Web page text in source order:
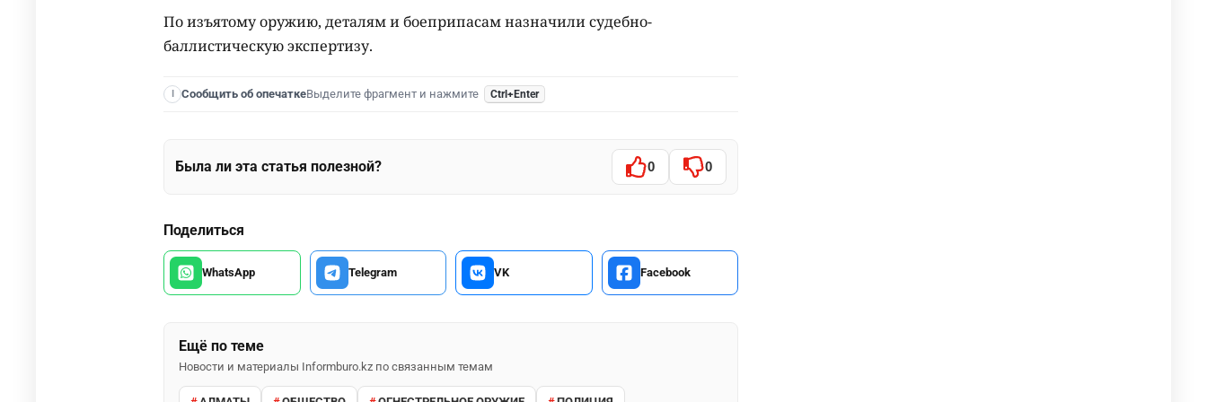
По изъятому оружию, деталям и боеприпасам назначили судебно-
баллистическую экспертизу.
Сообщить об опечаткеВыделите фрагмент и нажмите Ctrl+Enter
Была ли эта статья полезной? 0 0
Поделиться
WhatsApp Telegram VK Facebook
Ещё по теме
Новости и материалы Informburo.kz по связанным темам